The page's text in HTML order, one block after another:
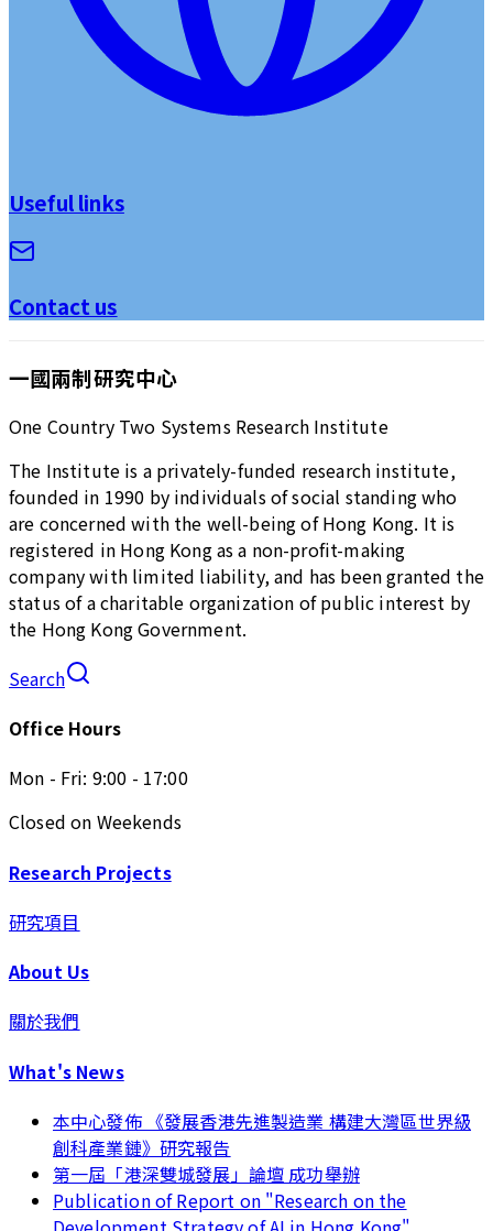
Useful links
Contact us
一國兩制研究中心
One Country Two Systems Research Institute
The Institute is a privately-funded research institute,
founded in 1990 by individuals of social standing who
are concerned with the well-being of Hong Kong. It is
registered in Hong Kong as a non-profit-making
company with limited liability, and has been granted the
status of a charitable organization of public interest by
the Hong Kong Government.
Search
Office Hours
Mon - Fri: 9:00 - 17:00
Closed on Weekends
Research Projects
研究項目
About Us
關於我們
What's News
本中心發佈 《發展香港先進製造業 構建大灣區世界級
創科產業鏈》研究報告
第一屆「港深雙城發展」論壇 成功舉辦
Publication of Report on "Research on the